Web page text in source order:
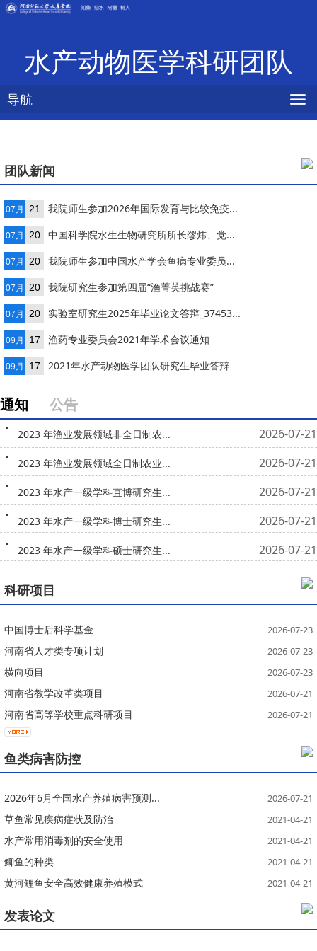
水产动物医学科研团队
导航
团队新闻
07月 21 我院师生参加2026年国际发育与比较免疫...
07月 20 中国科学院水生生物研究所所长缪炜、党...
07月 20 我院师生参加中国水产学会鱼病专业委员...
07月 20 我院研究生参加第四届“渔菁英挑战赛”
07月 20 实验室研究生2025年毕业论文答辩_37453...
09月 17 渔药专业委员会2021年学术会议通知
09月 17 2021年水产动物医学团队研究生毕业答辩
通知 公告
2023 年渔业发展领域非全日制农... 2026-07-21
2023 年渔业发展领域全日制农业... 2026-07-21
2023 年水产一级学科直博研究生... 2026-07-21
2023 年水产一级学科博士研究生... 2026-07-21
2023 年水产一级学科硕士研究生... 2026-07-21
科研项目
中国博士后科学基金 2026-07-23
河南省人才类专项计划 2026-07-23
横向项目 2026-07-23
河南省教学改革类项目 2026-07-21
河南省高等学校重点科研项目 2026-07-21
鱼类病害防控
2026年6月全国水产养殖病害预测... 2026-07-21
草鱼常见疾病症状及防治 2021-04-21
水产常用消毒剂的安全使用 2021-04-21
鲫鱼的种类 2021-04-21
黄河鲤鱼安全高效健康养殖模式 2021-04-21
发表论文